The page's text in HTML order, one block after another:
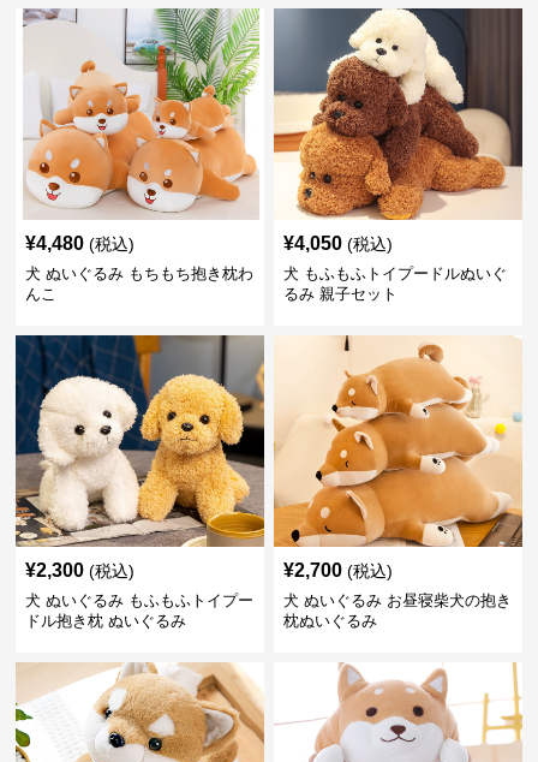
¥4,480 (税込)
犬 ぬいぐるみ もちもち抱き枕わ
んこ
¥4,050 (税込)
犬 もふもふトイプードルぬいぐ
るみ 親子セット
¥2,300 (税込)
犬 ぬいぐるみ もふもふトイプー
ドル抱き枕 ぬいぐるみ
¥2,700 (税込)
犬 ぬいぐるみ お昼寝柴犬の抱き
枕ぬいぐるみ